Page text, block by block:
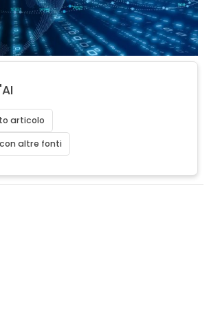
articolo
altre fonti